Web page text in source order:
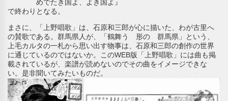
めでたき国よ、よき国よ』
で終わりとなる。
まさに、「上野唱歌」は、石原和三郎が心に描いた、わが古里へ
の賛歌である。群馬県人が、「鶴舞う 形の 群馬県」という、
上毛カルタの一札から思い出す物事は、石原和三郎の創作の世界
に通じているのではないか。このWEB版「上野唱歌」には曲も掲
載されているが、楽譜が読めないのでその曲をイメージできな
い。是非聞いてみたいものだ。